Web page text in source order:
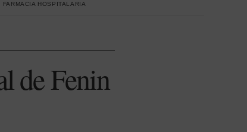
FARMACIA HOSPITALARIA
de Fenin